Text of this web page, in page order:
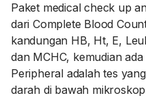
Paket medical check up
dari Complete Blood
kandungan HB, Ht, E,
dan MCHC, kemudian
Peripheral adalah tes
darah di bawah